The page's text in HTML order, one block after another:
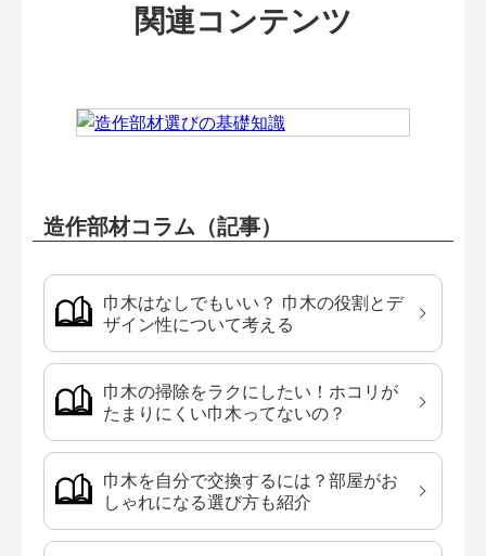
関連コンテンツ
造作部材コラム（記事）
巾木はなしでもいい？ 巾木の役割とデ
ザイン性について考える
巾木の掃除をラクにしたい！ホコリが
たまりにくい巾木ってないの？
巾木を自分で交換するには？部屋がお
しゃれになる選び方も紹介